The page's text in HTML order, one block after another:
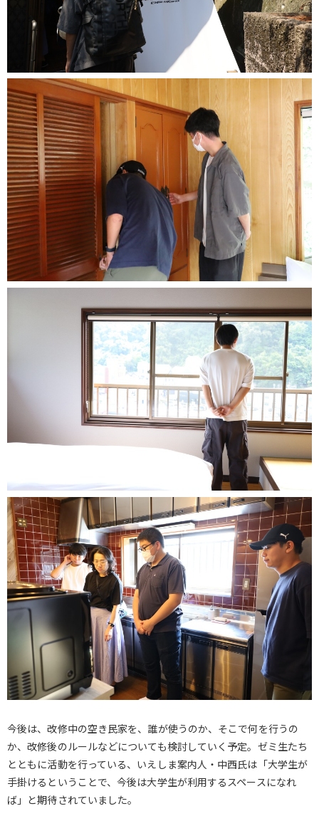
今後は、改修中の空き民家を、誰が使うのか、そこで何を行うの
か、改修後のルールなどについても検討していく予定。ゼミ生たち
とともに活動を行っている、いえしま案内人・中西氏は「大学生が
手掛けるということで、今後は大学生が利用するスペースになれ
ば」と期待されていました。